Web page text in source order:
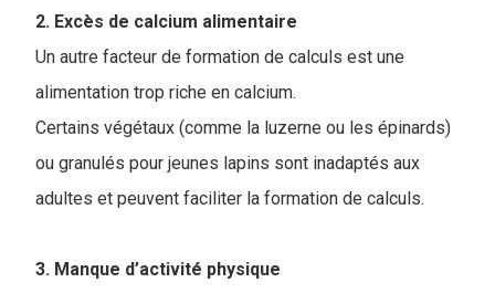
2. Excès de calcium alimentaire
Un autre facteur de formation de calculs est une
alimentation trop riche en calcium.
Certains végétaux (comme la luzerne ou les épinards)
ou granulés pour jeunes lapins sont inadaptés aux
adultes et peuvent faciliter la formation de calculs.
3. Manque d’activité physique